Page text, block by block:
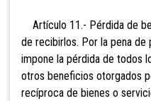
Artículo 11.- Pérdida de
de recibirlos. Por la pena
impone la pérdida de todos
otros beneficios otorgados
recíproca de bienes o